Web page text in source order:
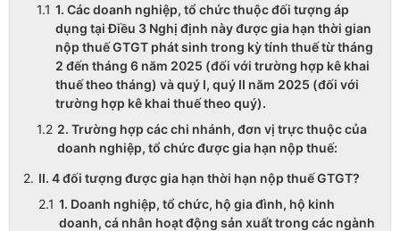
1. Các doanh nghiệp, tổ chức thuộc đối tượng áp
dụng tại Điều 3 Nghị định này được gia hạn thời gian
nộp thuế GTGT phát sinh trong kỳ tính thuế từ tháng
2 đến tháng 6 năm 2025 (đối với trường hợp kê khai
thuế theo tháng) và quý I, quý II năm 2025 (đối với
trường hợp kê khai thuế theo quý).
2. Trường hợp các chi nhánh, đơn vị trực thuộc của
doanh nghiệp, tổ chức được gia hạn nộp thuế:
II. 4 đối tượng được gia hạn thời hạn nộp thuế GTGT?
1. Doanh nghiệp, tổ chức, hộ gia đình, hộ kinh
doanh, cá nhân hoạt động sản xuất trong các ngành